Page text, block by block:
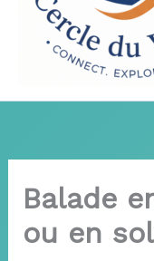
Balade
ou en